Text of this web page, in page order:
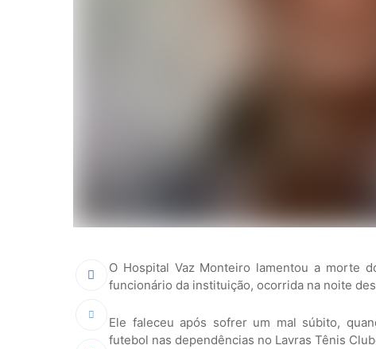
O Hospital Vaz Monteiro lamentou a morte
funcionário da instituição, ocorrida na noite
Ele faleceu após sofrer um mal súbito,
futebol nas dependências no Lavras Tênis